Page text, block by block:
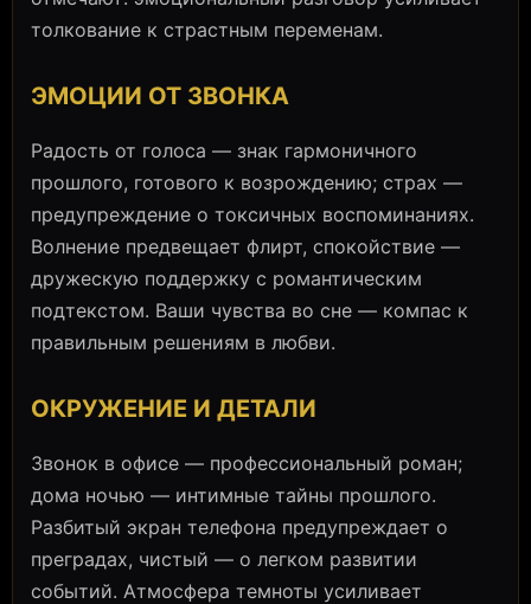
толкование к страстным переменам.
ЭМОЦИИ ОТ ЗВОНКА
Радость от голоса — знак гармоничного
прошлого, готового к возрождению; страх —
предупреждение о токсичных воспоминаниях.
Волнение предвещает флирт, спокойствие —
дружескую поддержку с романтическим
подтекстом. Ваши чувства во сне — компас к
правильным решениям в любви.
ОКРУЖЕНИЕ И ДЕТАЛИ
Звонок в офисе — профессиональный роман;
дома ночью — интимные тайны прошлого.
Разбитый экран телефона предупреждает о
преградах, чистый — о легком развитии
событий. Атмосфера темноты усиливает